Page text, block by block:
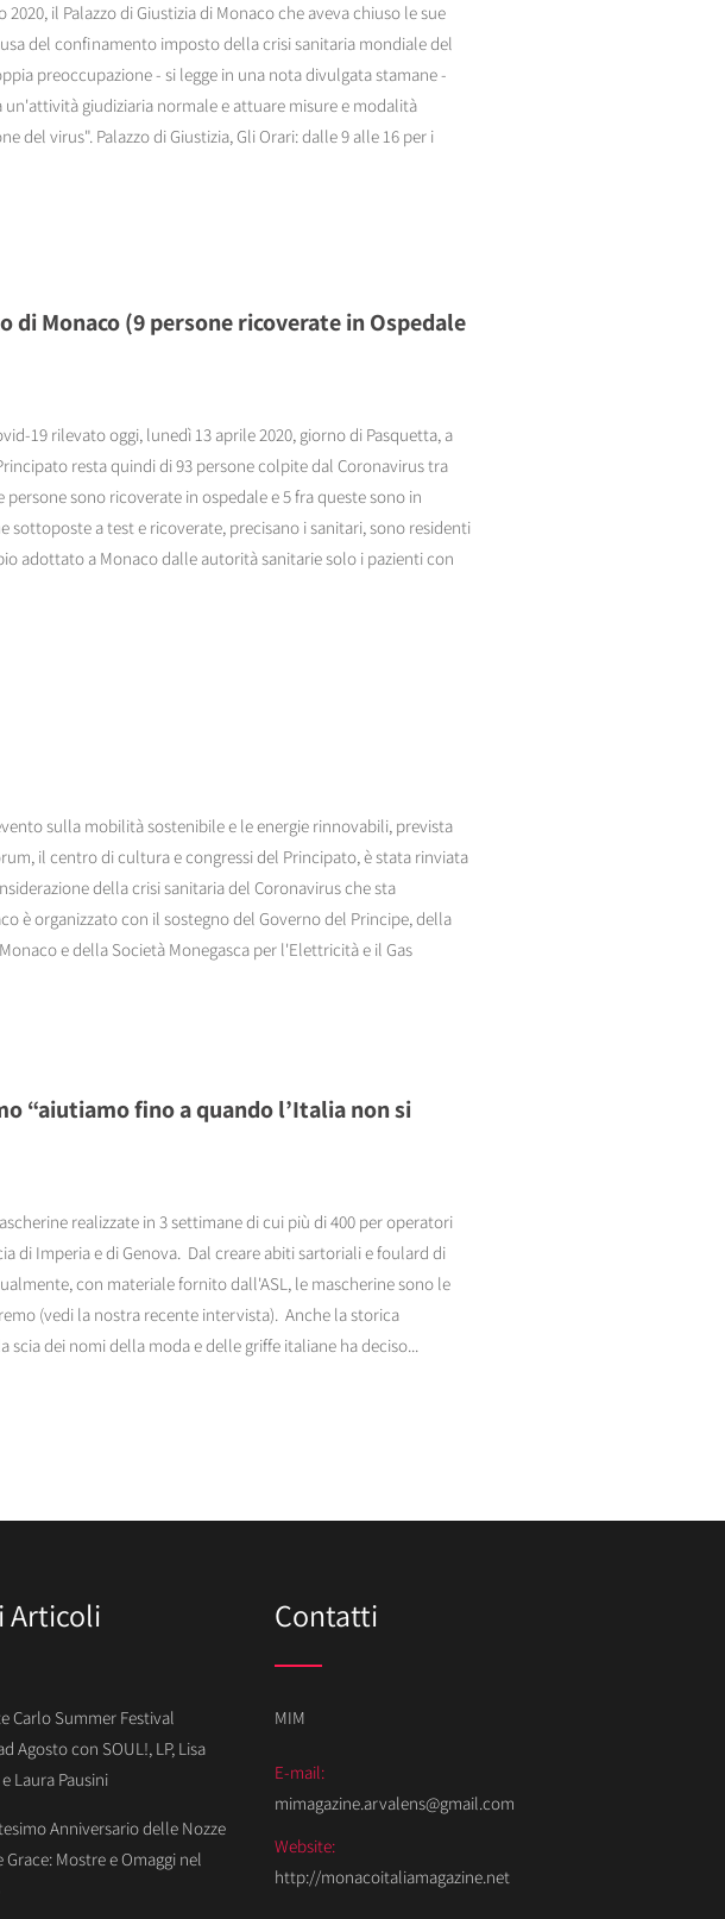
il Palazzo di Giustizia di Monaco che aveva chiuso le sue
del confinamento imposto della crisi sanitaria mondiale del
preoccupazione - si legge in una nota divulgata stamane -
giudiziaria normale e attuare misure e modalità
del virus". Palazzo di Giustizia, Gli Orari: dalle 9 alle 16 per i
Monaco (9 persone ricoverate in Ospedale
19 rilevato oggi, lunedì 13 aprile 2020, giorno di Pasquetta, a
resta quindi di 93 persone colpite dal Coronavirus tra
persone sono ricoverate in ospedale e 5 fra queste sono in
sottoposte a test e ricoverate, precisano i sanitari, sono residenti
adottato a Monaco dalle autorità sanitarie solo i pazienti con
sulla mobilità sostenibile e le energie rinnovabili, prevista
il centro di cultura e congressi del Principato, è stata rinviata
della crisi sanitaria del Coronavirus che sta
è organizzato con il sostegno del Governo del Principe, della
e della Società Monegasca per l'Elettricità e il Gas
“aiutiamo fino a quando l’Italia non si
realizzate in 3 settimane di cui più di 400 per operatori
di Imperia e di Genova. Dal creare abiti sartoriali e foulard di
con materiale fornito dall'ASL, le mascherine sono le
(vedi la nostra recente intervista). Anche la storica
scia dei nomi della moda e delle griffe italiane ha deciso...
Articoli
Carlo Summer Festival
Agosto con SOUL!, LP, Lisa
Laura Pausini
Anniversario delle Nozze
Grace: Mostre e Omaggi nel
Contatti
MIM
E-mail:
mimagazine.arvalens@gmail.com
Website:
http://monacoitaliamagazine.net